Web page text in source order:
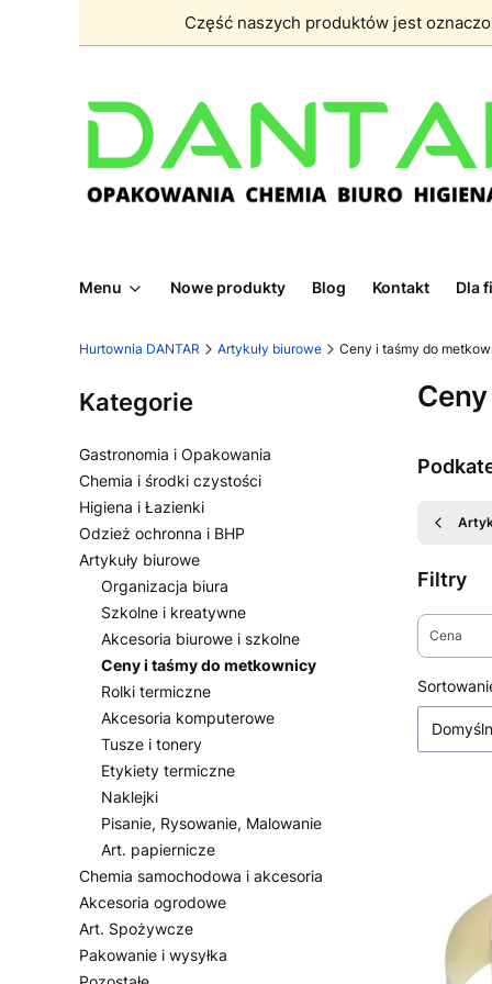
Część naszych produktów jest
Menu Nowe produkty Blog Kontakt Dla
Hurtownia DANTAR Artykuły biurowe Ceny i taśmy do
Kategorie
Gastronomia i Opakowania
Chemia i środki czystości
Higiena i Łazienki
Odzież ochronna i BHP
Artykuły biurowe
Organizacja biura
Szkolne i kreatywne
Akcesoria biurowe i szkolne
Ceny i taśmy do metkownicy
Rolki termiczne
Akcesoria komputerowe
Tusze i tonery
Etykiety termiczne
Naklejki
Pisanie, Rysowanie, Malowanie
Art. papiernicze
Chemia samochodowa i akcesoria
Akcesoria ogrodowe
Art. Spożywcze
Pakowanie i wysyłka
Filtry
Cena
Koniec
Lista